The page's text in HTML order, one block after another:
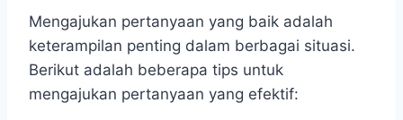
Mengajukan pertanyaan yang baik adalah
keterampilan penting dalam berbagai situasi.
Berikut adalah beberapa tips untuk
mengajukan pertanyaan yang efektif: